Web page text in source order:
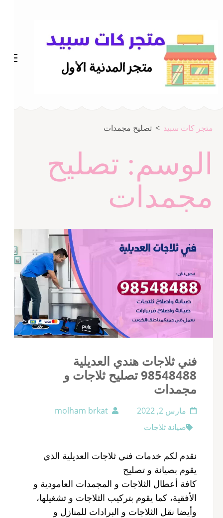
المحتوى
(اضغط
Enter)
متجر كات سبيد > تصليح مجمدات
الوسم: تصليح
مجمدات
فني ثلاجات هندي العديلية
98548488 تصليح ثلاجات و
مجمدات
مارس 2, 2022
molham brkat
صيانة ثلاجات
نقدم لكم خدمات فني ثلاجات العديلية الذي
يقوم بصيانة و تصليح
كافة أعطال الثلاجات و المجمدات العامودية و
الأفقية، كما يقوم بتركيب الثلاجات و تشغيلها،
وأيضا نقل الثلاجات و البرادات للمنازل و